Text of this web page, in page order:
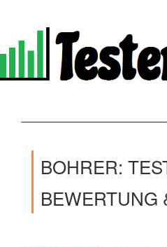
BOHRER:
BEWERTUNG